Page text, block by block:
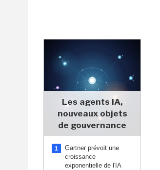
Les agents IA,
nouveaux objets
de gouvernance
1
Gartner prévoit une
croissance
exponentielle de l'IA